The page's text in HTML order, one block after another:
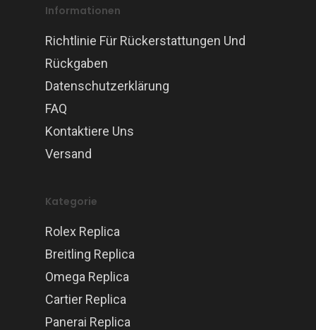
Informationen
Richtlinie Für Rückerstattungen Und
Rückgaben
Datenschutzerklärung
FAQ
Kontaktiere Uns
Versand
Kategorie
Rolex Replica
Breitling Replica
Omega Replica
Cartier Replica
Panerai Replica